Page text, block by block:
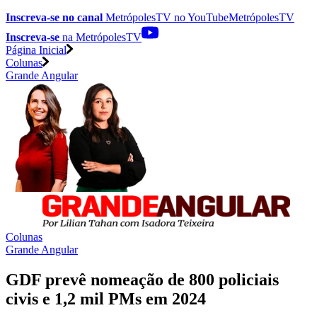
Inscreva-se no canal MetrópolesTV noYouTubeMetrópolesTV
Inscreva-se na MetrópolesTV
Página Inicial
Colunas
Grande Angular
Colunas
Grande Angular
GDF prevê nomeação de 800 policiais
civis e 1,2 mil PMs em 2024